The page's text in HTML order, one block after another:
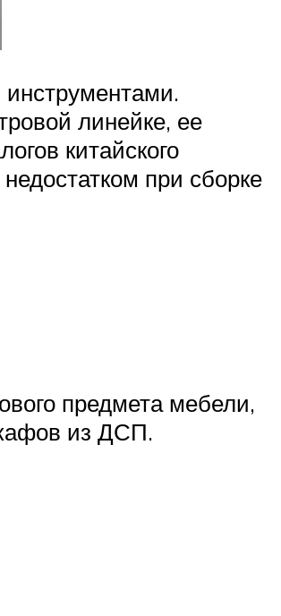
линейке, ее
китайского
при сборке
предмета мебели,
из ДСП.